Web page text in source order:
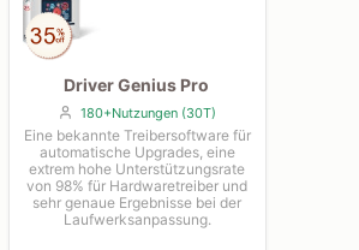
Driver Genius Pro
180+Nutzungen (30T)
Eine bekannte Treibersoftware für
automatische Upgrades, eine
extrem hohe Unterstützungsrate
von 98% für Hardwaretreiber und
sehr genaue Ergebnisse bei der
Laufwerksanpassung.